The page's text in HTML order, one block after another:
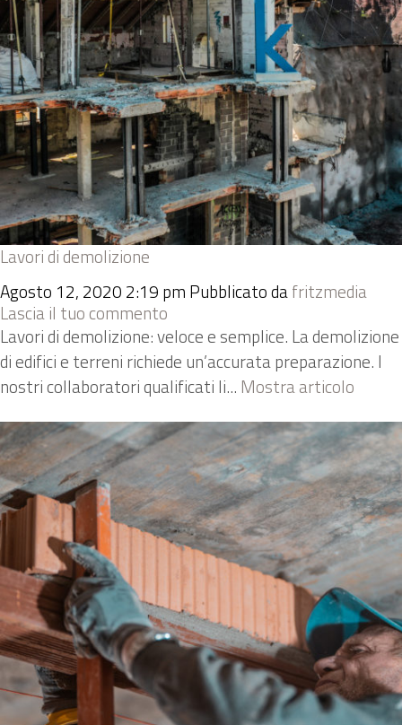
Lavori di demolizione
Agosto 12, 2020 2:19 pm Pubblicato dafritzmedia
Lascia il tuo commento
Lavori di demolizione: veloce e semplice. La demolizione
di edifici e terreni richiede un’accurata preparazione. I
nostri collaboratori qualificati li... Mostra articolo